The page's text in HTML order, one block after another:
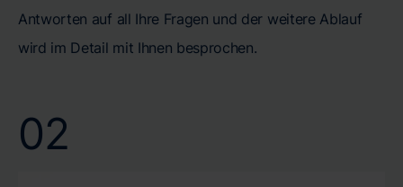
Antworten auf all Ihre Fragen und der weitere Ablauf
wird im Detail mit Ihnen besprochen.
02